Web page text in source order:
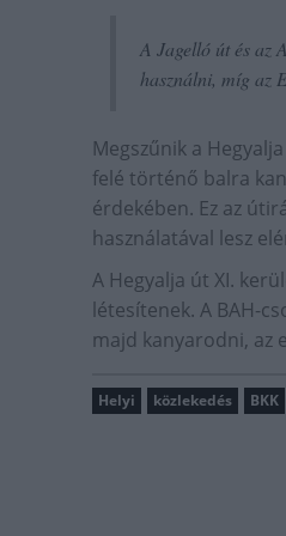
A Jagelló út és az
használni, míg az
Megszűnik a
felé történő balra
érdekében. Ez az
használatával lesz
A Hegyalja út XI.
létesítenek. A BAH-
majd kanyarodni, az
Helyi közlekedés BKK